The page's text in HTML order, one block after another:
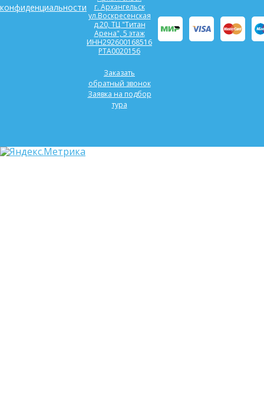
конфиденциальности
г. Архангельск
ул.Воскресенская
д.20, ТЦ "Титан
Арена", 5 этаж
ИНН292600168516
РТА0020156
Заказать
обратный звонок
Заявка на подбор
тура